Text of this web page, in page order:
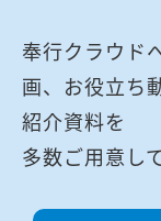
奉行クラウド
画、お役立ち
紹介資料を
多数ご用意し